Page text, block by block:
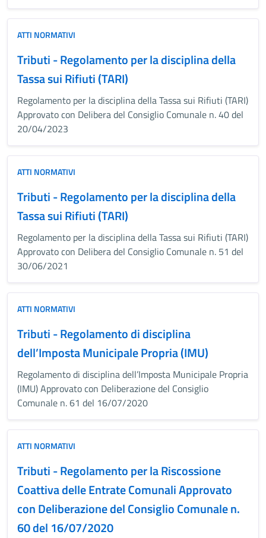
ATTI NORMATIVI
Tributi - Regolamento per la disciplina della
Tassa sui Rifiuti (TARI)
Regolamento per la disciplina della Tassa sui Rifiuti (TARI)
Approvato con Delibera del Consiglio Comunale n. 40 del
20/04/2023
ATTI NORMATIVI
Tributi - Regolamento per la disciplina della
Tassa sui Rifiuti (TARI)
Regolamento per la disciplina della Tassa sui Rifiuti (TARI)
Approvato con Delibera del Consiglio Comunale n. 51 del
30/06/2021
ATTI NORMATIVI
Tributi - Regolamento di disciplina
dell’Imposta Municipale Propria (IMU)
Regolamento di disciplina dell’Imposta Municipale Propria
(IMU) Approvato con Deliberazione del Consiglio
Comunale n. 61 del 16/07/2020
ATTI NORMATIVI
Tributi - Regolamento per la Riscossione
Coattiva delle Entrate Comunali Approvato
con Deliberazione del Consiglio Comunale n.
60 del 16/07/2020